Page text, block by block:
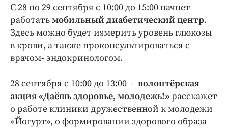
Спорт
Экономика и бизнес
ПРОЕКТЫ
Блоги
Медиаперсона
Интересное чтиво
Клиника года
С 28 по 29 сентября c 10:00 до 15:00 начнет
работатьмобильный диабетический центр.
Здесь можно будет измерить уровень глюкозы
в крови, а также проконсультироваться с
врачом- эндокринологом.
28 сентября с 10:00 до 13:00 - волонтёрская
акция «Даёшь здоровье, молодежь!»расскажет
о работе клиники дружественной к молодежи
«Йогурт», о формировании здорового образа